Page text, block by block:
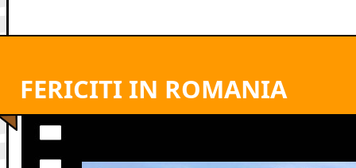
FERICITI IN ROMANIA